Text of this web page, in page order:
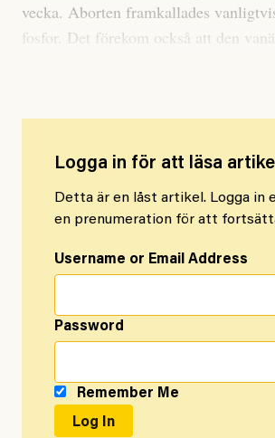
vecka. Aborten framkallades
fosfor. Det förekom också att den
Logga in för att läsa
Detta är en låst artikel. Logga in
en prenumeration för att
Username or Email Address
Password
Remember Me